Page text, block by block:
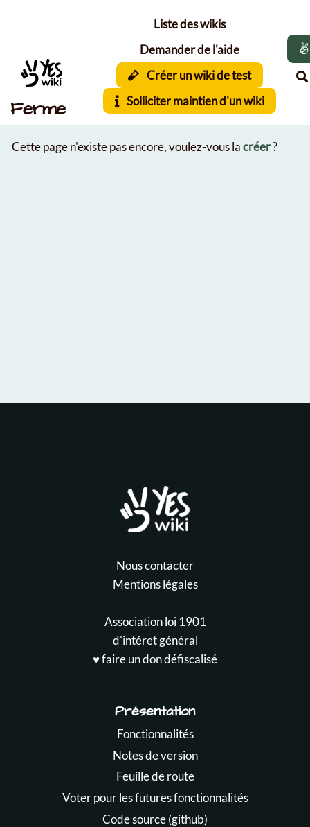
Ferme
Liste des wikis
Demander de l'aide
Créer un wiki de test
Solliciter maintien d'un wiki
Cette page n'existe pas encore, voulez-vous lacréer?
Nous contacter
Mentions légales
Association loi 1901
d'intéret général
♥️ faire un don défiscalisé
Présentation
Fonctionnalités
Notes de version
Feuille de route
Voter pour les futures fonctionnalités
Code source (github)